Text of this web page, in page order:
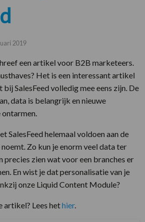
2019
een artikel voor B2B marketeers.
Het is een interessant artikel
SalesFeed volledig mee eens zijn. De
data is belangrijk en nieuwe
SalesFeed helemaal voldoen aan de
Zo kun je enorm veel data ter
precies zien wat voor een branches er
En wist je dat personalisatie van je
onze Liquid Content Module?
artikel? Lees hethier.